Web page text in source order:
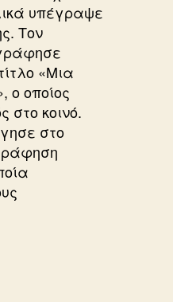
υπέγραψε
Τον
«Μια
ο οποίος
στο κοινό.
στο